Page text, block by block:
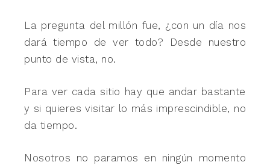
La pregunta del millón fue, ¿con un día nos
dará tiempo de ver todo? Desde nuestro
punto de vista, no.
Para ver cada sitio hay que andar bastante
y si quieres visitar lo más imprescindible, no
da tiempo.
Nosotros no paramos en ningún momento